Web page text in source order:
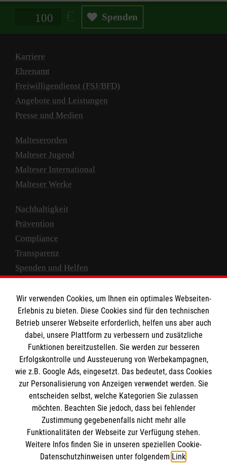
Spendenbetrag in Euro Spenden
Karriere
Ehrenamt
Freiwilligendienst (FSJ/BFD)
Angebote und Leistungen
Presse und Medien
Malteserorden
Malteser Jugend
Malteser International
Malteser Werke
Nachhaltigkeit
Prävention
Compliance
Transparenz
Spenden und Helfen
Empfänger: Malteser Hilfsdienst e.V.
IBAN: DE10 3706 0120 1201 2000 12
BIC: GENODED 1PA7
Newsletter abonnieren
Wir verwenden Cookies, um Ihnen ein optimales Webseiten-
Erlebnis zu bieten. Diese Cookies sind für den technischen
Betrieb unserer Webseite erforderlich, helfen uns aber auch
dabei, unsere Plattform zu verbessern und zusätzliche
Funktionen bereitzustellen. Sie werden zur besseren
Erfolgskontrolle und Aussteuerung von Werbekampagnen,
wie z.B. Google Ads, eingesetzt. Das bedeutet, dass Cookies
zur Personalisierung von Anzeigen verwendet werden. Sie
entscheiden selbst, welche Kategorien Sie zulassen
möchten. Beachten Sie jedoch, dass bei fehlender
Zustimmung gegebenenfalls nicht mehr alle
Funktionalitäten der Webseite zur Verfügung stehen.
Weitere Infos finden Sie in unseren speziellen Cookie-
Datenschutzhinweisen unter folgendem Link.